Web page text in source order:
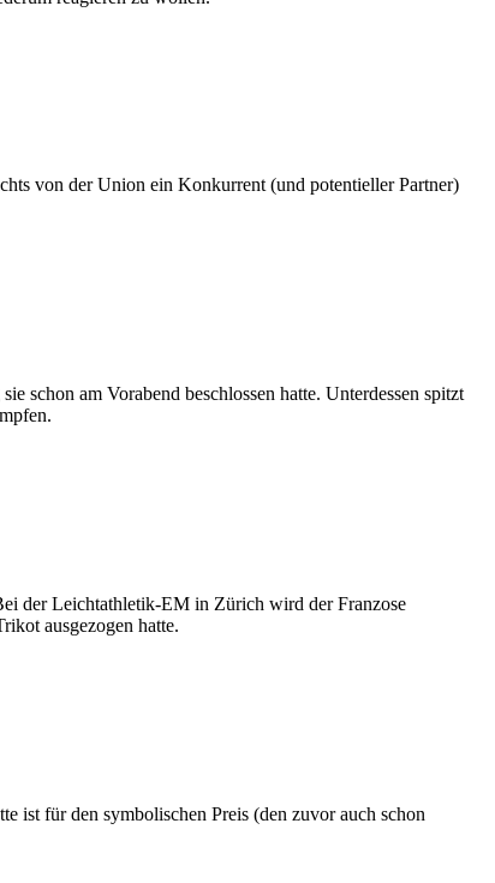
von der Union ein Konkurrent (und potentieller Partner)
schon am Vorabend beschlossen hatte. Unterdessen spitzt
der Leichtathletik-EM in Zürich wird der Franzose
ausgezogen hatte.
ist für den symbolischen Preis (den zuvor auch schon